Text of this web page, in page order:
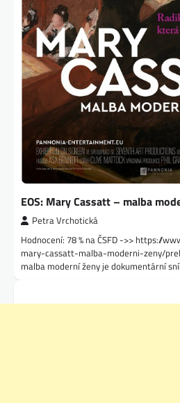
EOS: Mary Cassatt – malba
Petra Vrchotická
Hodnocení: 78 % na ČSFD ->> https://
mary-cassatt-malba-moderni-zeny/
malba moderní ženy je dokumentární